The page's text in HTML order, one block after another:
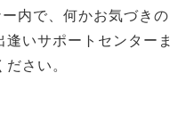
内で、何かお気づきの
いサポートセンターま
さい。